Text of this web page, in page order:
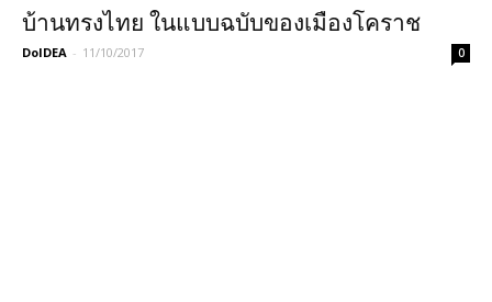
บ้านทรงไทย ในแบบฉบับของเมืองโคราช
DoIDEA - 11/10/2017 0